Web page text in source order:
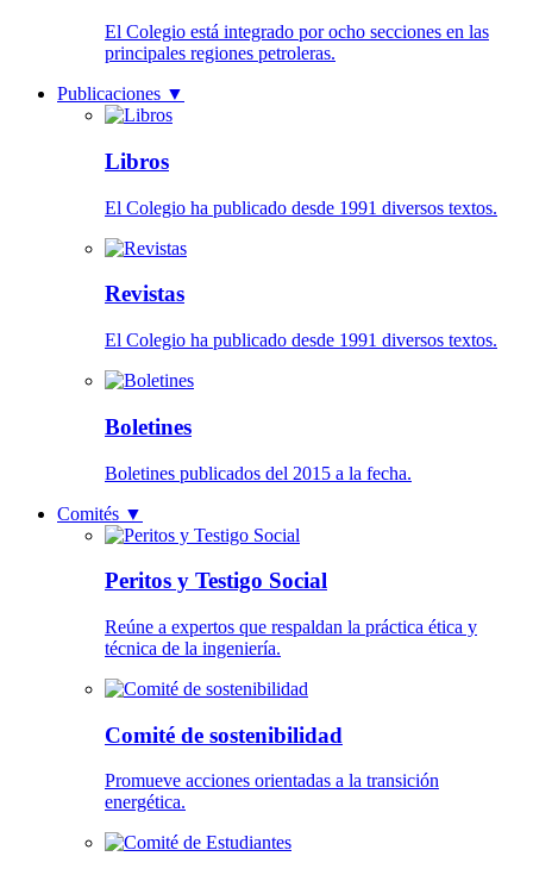
El Colegio está integrado por ocho secciones en las
principales regiones petroleras.
Publicaciones ▼
Libros
El Colegio ha publicado desde 1991 diversos textos.
Revistas
El Colegio ha publicado desde 1991 diversos textos.
Boletines
Boletines publicados del 2015 a la fecha.
Comités ▼
Peritos y Testigo Social
Reúne a expertos que respaldan la práctica ética y
técnica de la ingeniería.
Comité de sostenibilidad
Promueve acciones orientadas a la transición
energética.